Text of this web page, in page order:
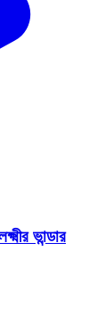
ভান্ডার